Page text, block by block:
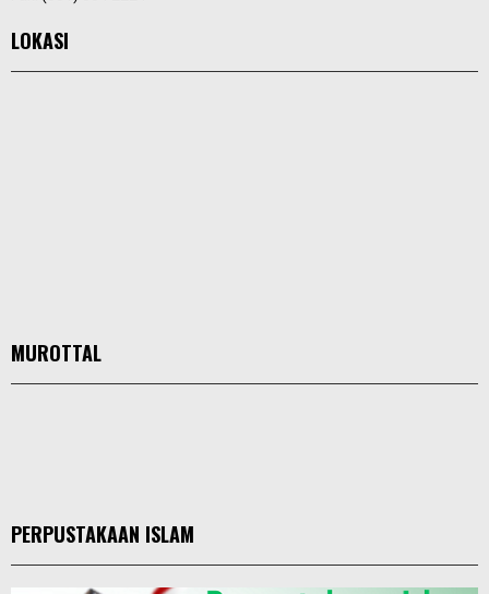
LOKASI
MUROTTAL
PERPUSTAKAAN ISLAM